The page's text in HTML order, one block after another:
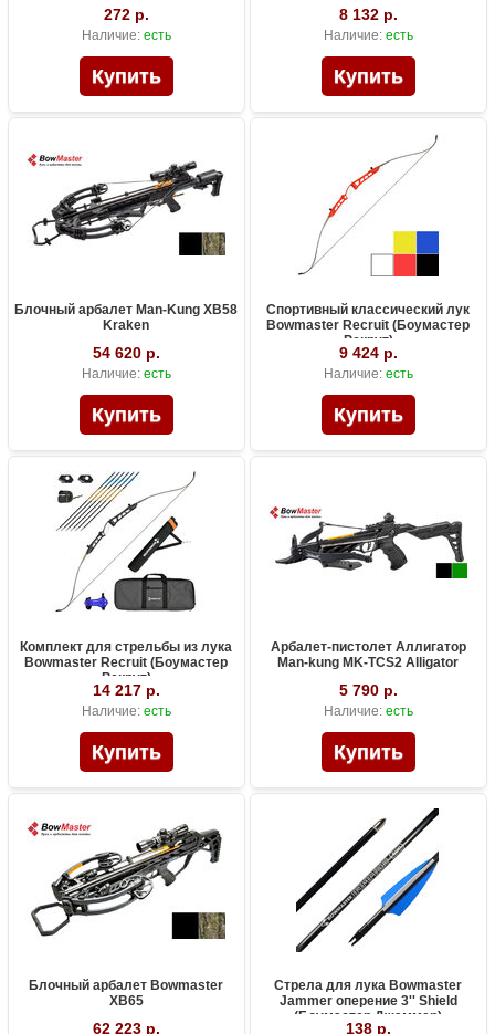
272 р.
Наличие: есть
8 132 р.
Наличие: есть
Блочный арбалет Man-Kung XB58
Kraken
54 620 р.
Наличие: есть
Спортивный классический лук
Bowmaster Recruit (Боумастер
Рекрут)
9 424 р.
Наличие: есть
Комплект для стрельбы из лука
Bowmaster Recruit (Боумастер
Рекрут)
14 217 р.
Наличие: есть
Арбалет-пистолет Аллигатор
Man-kung MK-TCS2 Alligator
5 790 р.
Наличие: есть
Блочный арбалет Bowmaster
XB65
62 223 р.
Стрела для лука Bowmaster
Jammer оперение 3'' Shield
(Боумастер Джаммер)
138 р.